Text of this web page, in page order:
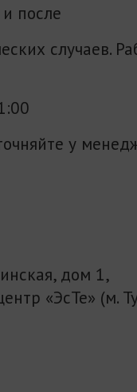
после
случаев.
у
дом 1,
«ЭсТе» (м.